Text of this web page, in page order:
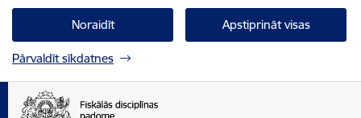
Noraidīt Apstiprināt visas
Pārvaldīt sīkdatnes